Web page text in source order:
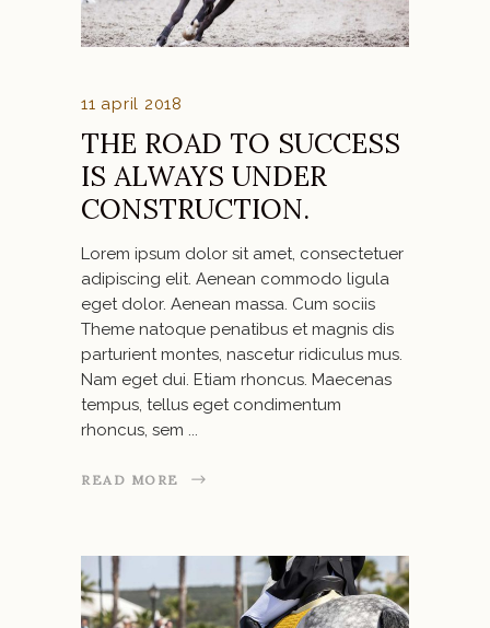
11 april 2018
THE ROAD TO SUCCESS
IS ALWAYS UNDER
CONSTRUCTION.
Lorem ipsum dolor sit amet, consectetuer
adipiscing elit. Aenean commodo ligula
eget dolor. Aenean massa. Cum sociis
Theme natoque penatibus et magnis dis
parturient montes, nascetur ridiculus mus.
Nam eget dui. Etiam rhoncus. Maecenas
tempus, tellus eget condimentum
rhoncus, sem
READ MORE